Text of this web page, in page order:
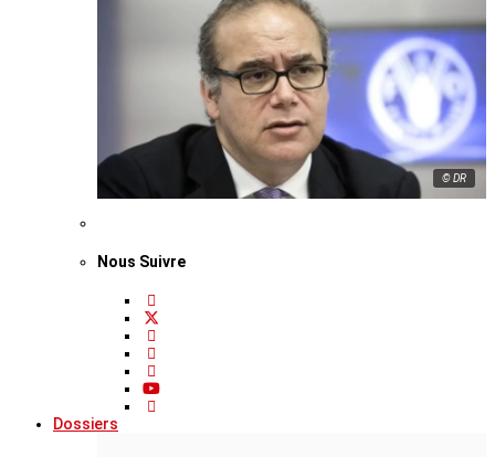
© DR
Nous Suivre
Dossiers